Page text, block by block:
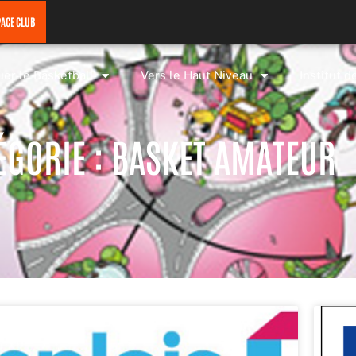
CLUB
le Basketball Vers le Haut Niveau Institut
: BASKET AMATEUR